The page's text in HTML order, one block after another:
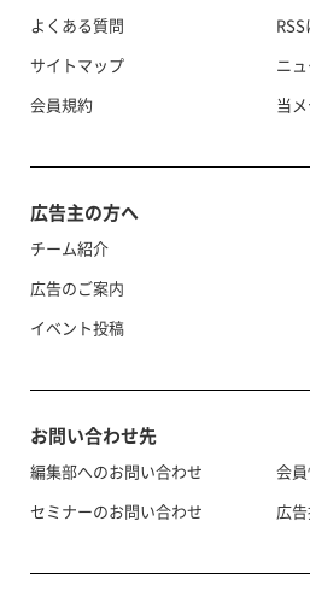
よくある質問
サイトマップ
会員規約
ニ
当
広告主の方へ
チーム紹介
広告のご案内
イベント投稿
お問い合わせ先
編集部へのお問い合わせ
セミナーのお問い合わせ
会
広